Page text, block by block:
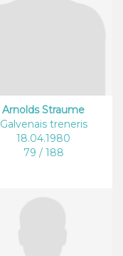
Arnolds Straume
Galvenais treneris
18.04.1980
79 / 188